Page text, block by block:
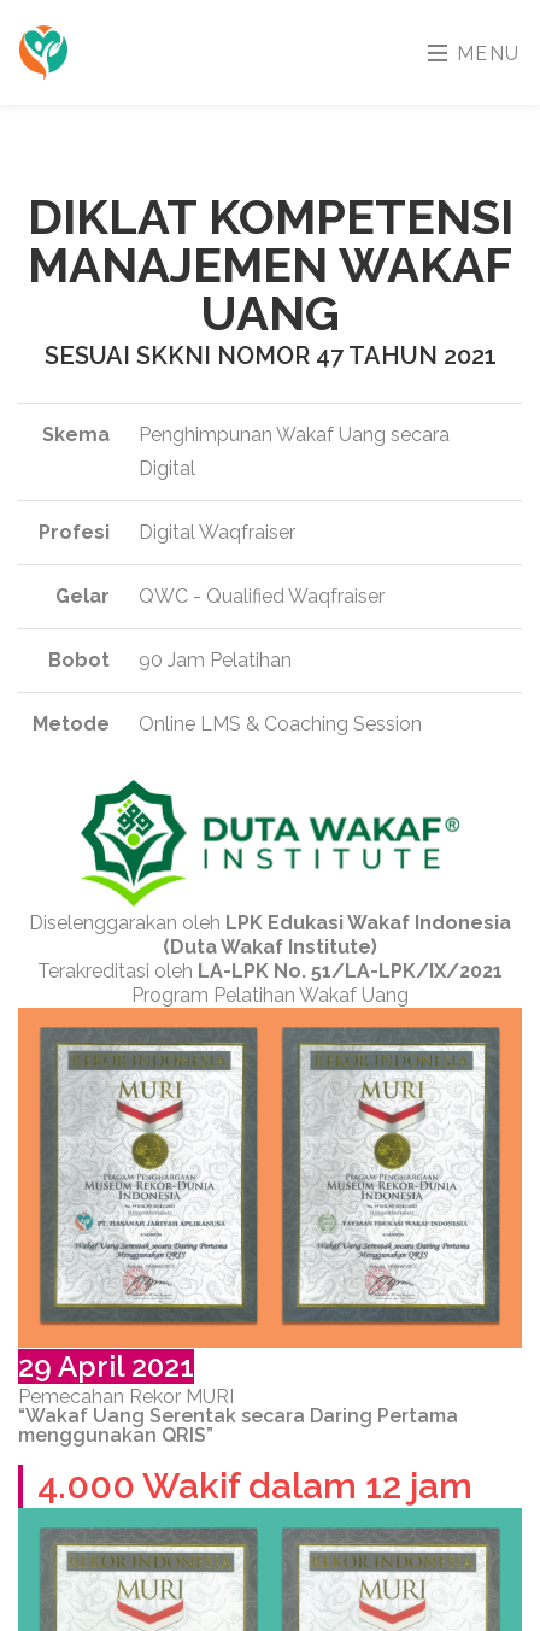
MENU
DIKLAT KOMPETENSI
MANAJEMEN WAKAF
UANG
SESUAI SKKNI NOMOR 47 TAHUN 2021
Skema
Penghimpunan Wakaf Uang secara
Digital
Profesi Digital Waqfraiser
Gelar QWC - Qualified Waqfraiser
Bobot 90 Jam Pelatihan
Metode Online LMS & Coaching Session
Diselenggarakan oleh LPK Edukasi Wakaf Indonesia
(Duta Wakaf Institute)
Terakreditasi oleh LA-LPK No. 51/LA-LPK/IX/2021
Program Pelatihan Wakaf Uang
29 April 2021
Pemecahan Rekor MURI
“Wakaf Uang Serentak secara Daring Pertama
menggunakan QRIS”
4.000 Wakif dalam 12 jam